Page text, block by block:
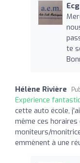
te
Hélène Rivière
Expérience
cette auto école,
même ces horaires
moniteurs/
emmènent à une